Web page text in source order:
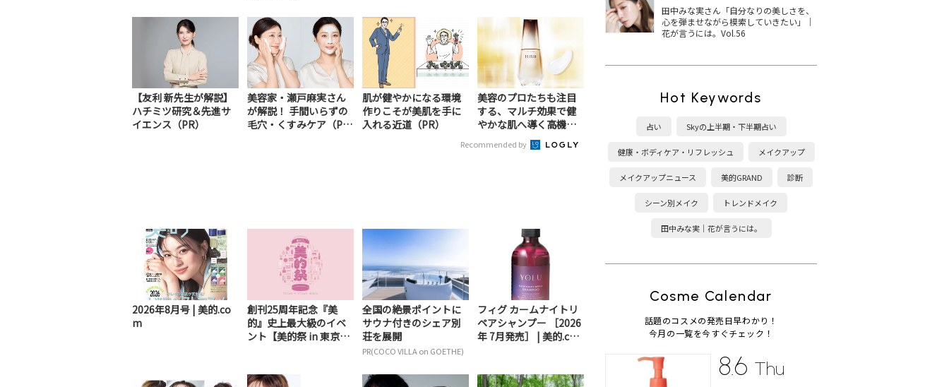
【友利 新先生が解説】
ハチミツ研究＆先進サ
イエンス（PR）
美容家・瀬戸麻実さん
が解説！ 手間いらずの
毛穴・くすみケア（P
肌が健やかになる環境
作りこそが美肌を手に
入れる近道（PR）
美容のプロたちも注目
する、マルチ効果で健
やかな肌へ導く高機能
美容液（PR）
Recommended by
2026年8月号 | 美的.co
m
創刊25周年記念『美
的』史上最大級のイベ
ント【美的祭 in 東京ミ
全国の絶景ポイントに
サウナ付きのシェア別
荘を展開
PR(COCO VILLA on GOETHE)
フィグ カームナイトリ
ペアシャンプー ［2026
年 7月発売］ | 美的.co
田中みな実さん「自分なりの美しさを、
心を弾ませながら模索していきたい」｜
花が言うには。Vol.56
Hot Keywords
占い Skyの上半期・下半期占い
健康・ボディケア・リフレッシュ メイクアップ
メイクアップニュース 美的GRAND 診断
シーン別メイク トレンドメイク
田中みな実｜花が言うには。
Cosme Calendar
話題のコスメの発売日早わかり！
今月の一覧を今すぐチェック！
8.6 Thu